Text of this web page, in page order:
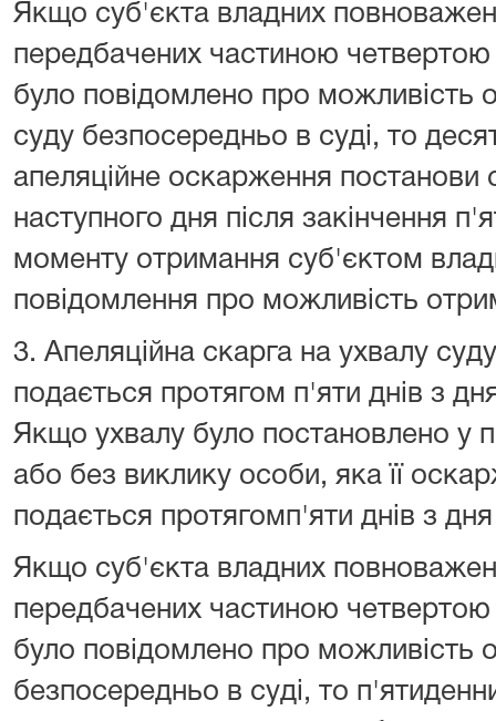
Якщо суб'єкта владних
передбачених частиною четвертою
було повідомлено про можливість
суду безпосередньо в суді, то
апеляційне оскарження постанови
наступного дня після закінчення
моменту отримання суб'єктом
повідомлення про можливість
3. Апеляційна скарга на ухвалу суду
подається протягом п'яти днів з
Якщо ухвалу було постановлено у
або без виклику особи, яка її
подається протягомп'яти днів з
Якщо суб'єкта владних
передбачених частиною четвертою
було повідомлено про можливість
безпосередньо в суді, то